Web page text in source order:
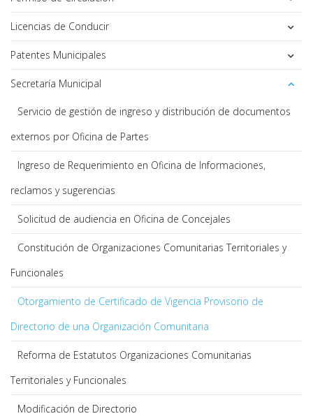
Licencias de Conducir
Patentes Municipales
Secretaría Municipal
Servicio de gestión de ingreso y distribución de documentos
externos por Oficina de Partes
Ingreso de Requerimiento en Oficina de Informaciones,
reclamos y sugerencias
Solicitud de audiencia en Oficina de Concejales
Constitución de Organizaciones Comunitarias Territoriales y
Funcionales
Otorgamiento de Certificado de Vigencia Provisorio de
Directorio de una Organización Comunitaria
Reforma de Estatutos Organizaciones Comunitarias
Territoriales y Funcionales
Modificación de Directorio